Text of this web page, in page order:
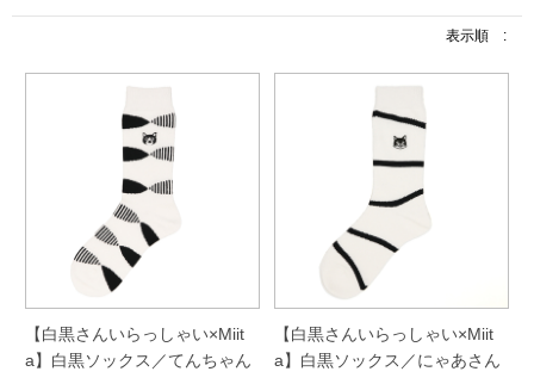
表示順 :
【白黒さんいらっしゃい×Miit
a】白黒ソックス／てんちゃん
【白黒さんいらっしゃい×Miit
a】白黒ソックス／にゃあさん